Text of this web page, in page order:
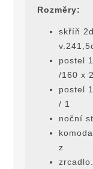
Rozmĕry:
skříň
postel
/160 x
postel
/ 1
noční
z